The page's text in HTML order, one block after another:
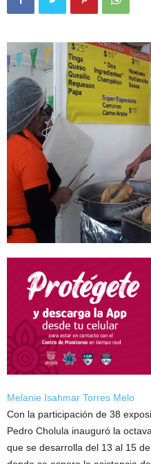
Melanie Isahmar Torres Melo
Con la participación de 38
Pedro Cholula inauguró la
que se desarrolla del 13 al 15